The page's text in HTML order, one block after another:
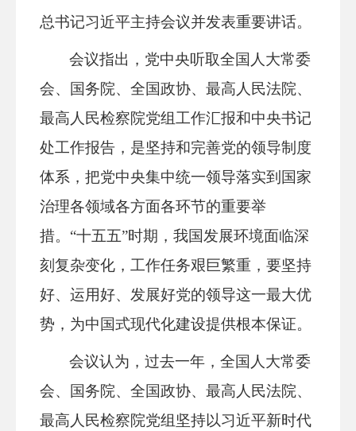
总书记习近平主持会议并发表重要讲话。
会议指出，党中央听取全国人大常委
会、国务院、全国政协、最高人民法院、
最高人民检察院党组工作汇报和中央书记
处工作报告，是坚持和完善党的领导制度
体系，把党中央集中统一领导落实到国家
治理各领域各方面各环节的重要举
措。“十五五”时期，我国发展环境面临深
刻复杂变化，工作任务艰巨繁重，要坚持
好、运用好、发展好党的领导这一最大优
势，为中国式现代化建设提供根本保证。
会议认为，过去一年，全国人大常委
会、国务院、全国政协、最高人民法院、
最高人民检察院党组坚持以习近平新时代